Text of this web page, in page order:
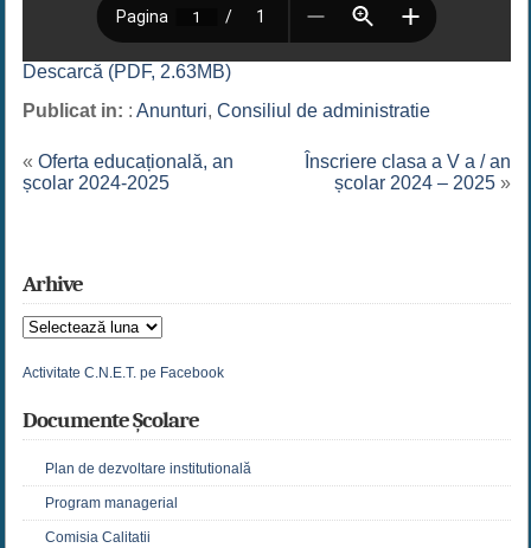
Descarcă (PDF, 2.63MB)
Publicat in: : Anunturi, Consiliul de administratie
« Oferta educațională, an
școlar 2024-2025
Înscriere clasa a V a / an
școlar 2024 – 2025 »
Arhive
Arhive
Activitate C.N.E.T. pe Facebook
Documente Școlare
Plan de dezvoltare institutională
Program managerial
Comisia Calitatii